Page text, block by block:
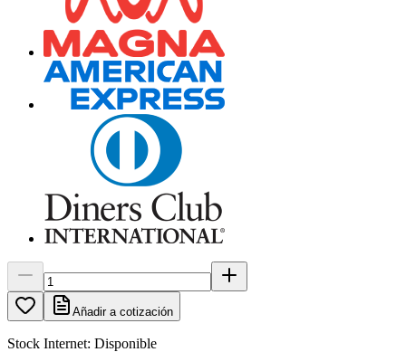
Añadir a cotización
Stock Internet: Disponible